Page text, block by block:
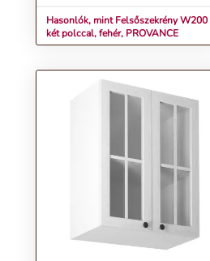
Hasonlók, mint Felsőszekrény W200
két polccal, fehér, PROVANCE